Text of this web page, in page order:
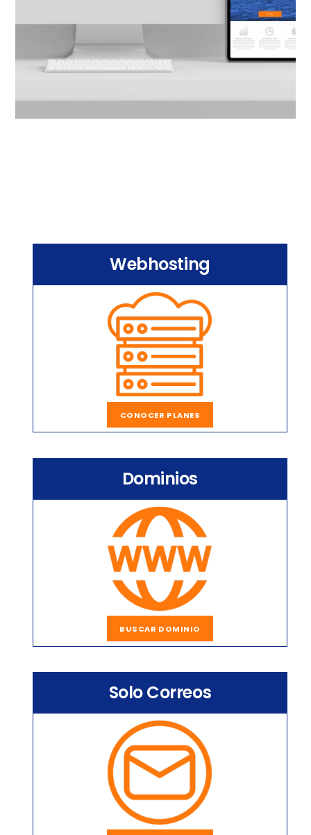
Webhosting
CONOCER PLANES
Dominios
BUSCAR DOMINIO
Solo Correos